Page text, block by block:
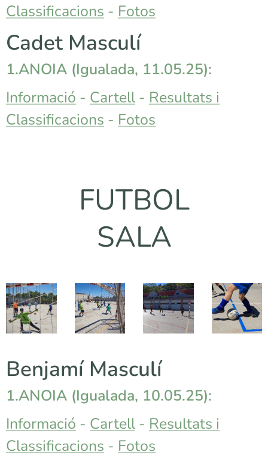
Classificacions - Fotos
Cadet Masculí
1.ANOIA (Igualada, 11.05.25):
Informació - Cartell- Resultats i
Classificacions - Fotos
FUTBOL
SALA
Benjamí Masculí
1.ANOIA (Igualada, 10.05.25):
Informació - Cartell- Resultats i
Classificacions - Fotos